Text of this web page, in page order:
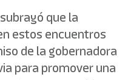
que la
estos encuentros
de la gobernadora
para promover una